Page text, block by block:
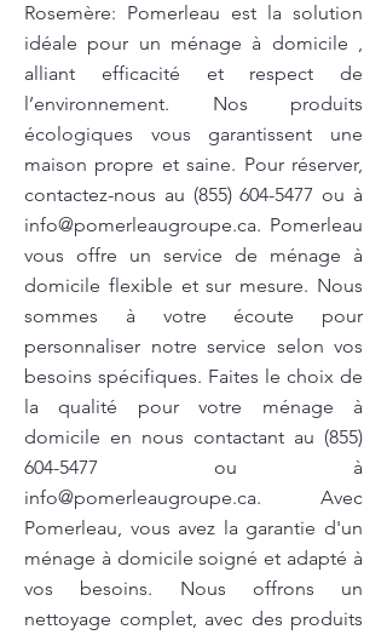
Rosemère: Pomerleau est la solution
idéale pour un ménage à domicile ,
alliant efficacité et respect de
l’environnement. Nos produits
écologiques vous garantissent une
maison propre et saine. Pour réserver,
contactez-nous au (855) 604-5477 ou à
info@pomerleaugroupe.ca. Pomerleau
vous offre un service de ménage à
domicile flexible et sur mesure. Nous
sommes à votre écoute pour
personnaliser notre service selon vos
besoins spécifiques. Faites le choix de
la qualité pour votre ménage à
domicile en nous contactant au (855)
604-5477 ou à
info@pomerleaugroupe.ca. Avec
Pomerleau, vous avez la garantie d'un
ménage à domicile soigné et adapté à
vos besoins. Nous offrons un
nettoyage complet, avec des produits